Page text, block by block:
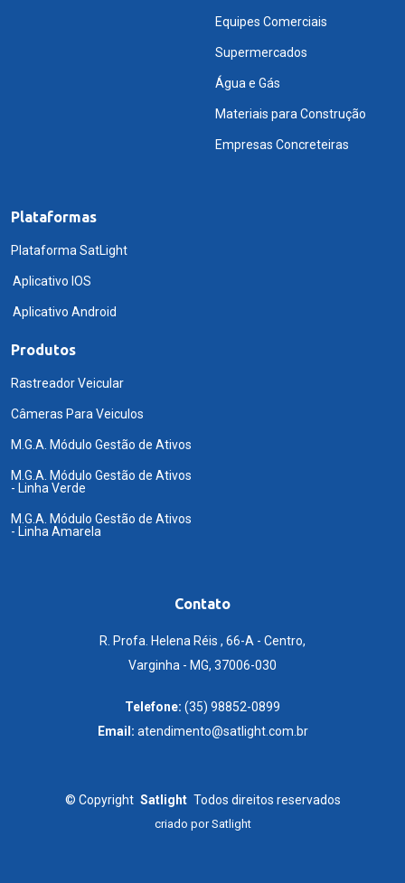
Equipes Comerciais
Supermercados
Água e Gás
Materiais para Construção
Empresas Concreteiras
Plataformas
Plataforma SatLight
Aplicativo IOS
Aplicativo Android
Produtos
Rastreador Veicular
Câmeras Para Veiculos
M.G.A. Módulo Gestão de Ativos
M.G.A. Módulo Gestão de Ativos
- Linha Verde
M.G.A. Módulo Gestão de Ativos
- Linha Amarela
Contato
R. Profa. Helena Réis , 66-A - Centro,
Varginha - MG, 37006-030
Telefone: (35) 98852-0899
Email: atendimento@satlight.com.br
© Copyright Satlight Todos direitos reservados
criado porSatlight